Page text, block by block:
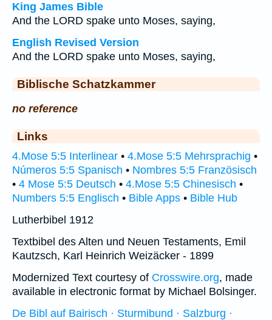
King James Bible
And the LORD spake unto Moses, saying,
English Revised Version
And the LORD spake unto Moses, saying,
Biblische Schatzkammer
no reference
Links
4.Mose 5:5 Interlinear • 4.Mose 5:5 Mehrsprachig •
Números 5:5 Spanisch • Nombres 5:5 Französisch
• 4 Mose 5:5 Deutsch • 4.Mose 5:5 Chinesisch •
Numbers 5:5 Englisch • Bible Apps • Bible Hub
Lutherbibel 1912
Textbibel des Alten und Neuen Testaments, Emil
Kautzsch, Karl Heinrich Weizäcker - 1899
Modernized Text courtesy of Crosswire.org, made
available in electronic format by Michael Bolsinger.
De Bibl auf Bairisch · Sturmibund · Salzburg ·